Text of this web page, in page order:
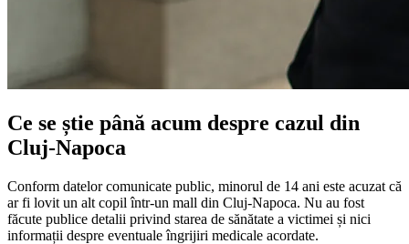
Ce se știe până acum despre cazul din
Cluj-Napoca
Conform datelor comunicate public, minorul de 14 ani este acuzat că
ar fi lovit un alt copil într-un mall din Cluj-Napoca. Nu au fost
făcute publice detalii privind starea de sănătate a victimei și nici
informații despre eventuale îngrijiri medicale acordate.